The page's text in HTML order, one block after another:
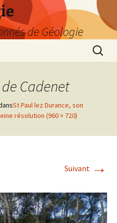
de Géologie
Cadenet
St Paul lez Durance, son
résolution (960 × 720)
Suivant →